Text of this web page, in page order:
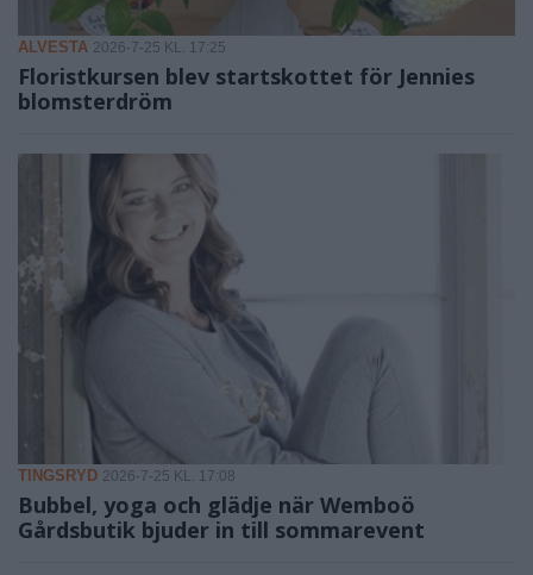
ALVESTA 2026-7-25 KL. 17:25
Floristkursen blev startskottet för Jennies
blomsterdröm
TINGSRYD 2026-7-25 KL. 17:08
Bubbel, yoga och glädje när Wemboö
Gårdsbutik bjuder in till sommarevent